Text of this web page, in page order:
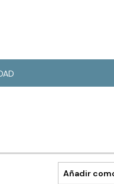
Añadir